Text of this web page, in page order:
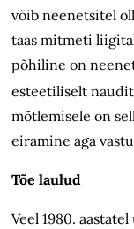
võib neenetsitel
taas mitmeti
põhiline on
esteetiliselt
mõtlemisele on
eiramine aga
Tõe laulud
Veel 1980.